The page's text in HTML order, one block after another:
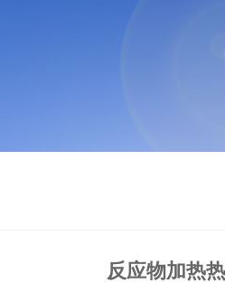
反应物加热